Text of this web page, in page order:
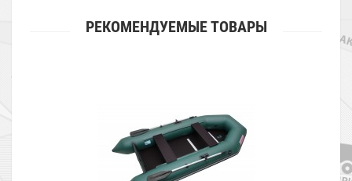
РЕКОМЕНДУЕМЫЕ ТОВАРЫ